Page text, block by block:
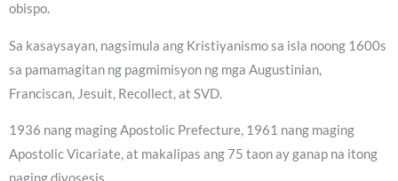
obispo.
Sa kasaysayan, nagsimula ang Kristiyanismo sa isla noong 1600s
sa pamamagitan ng pagmimisyon ng mga Augustinian,
Franciscan, Jesuit, Recollect, at SVD.
1936 nang maging Apostolic Prefecture, 1961 nang maging
Apostolic Vicariate, at makalipas ang 75 taon ay ganap na itong